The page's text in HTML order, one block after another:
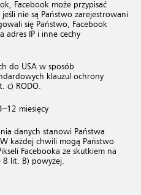
Facebook może przypisać
nie są Państwo zarejestrowani
się Państwo, Facebook
adres IP i inne cechy
do USA w sposób
klauzul ochrony
c) RODO.
miesięcy
danych stanowi Państwa
każdej chwili mogą Państwo
Facebooka ze skutkiem na
8 lit. B) powyżej.